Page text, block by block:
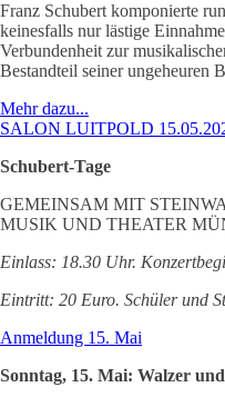
Franz Schubert komponierte
keinesfalls nur lästige
Verbundenheit zur
Bestandteil seiner ungeheuren
Mehr dazu...
SALON LUITPOLD
Schubert-Tage
GEMEINSAM MIT
MUSIK UND THEATER
Einlass: 18.30 Uhr.
Eintritt: 20 Euro. Schüler und
Anmeldung 15. Mai
Sonntag, 15. Mai: Walzer